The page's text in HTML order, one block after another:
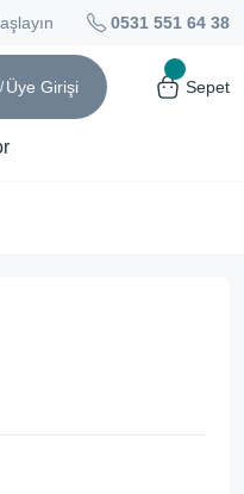
0531 551 64 38
/ Üye Girişi Sepet